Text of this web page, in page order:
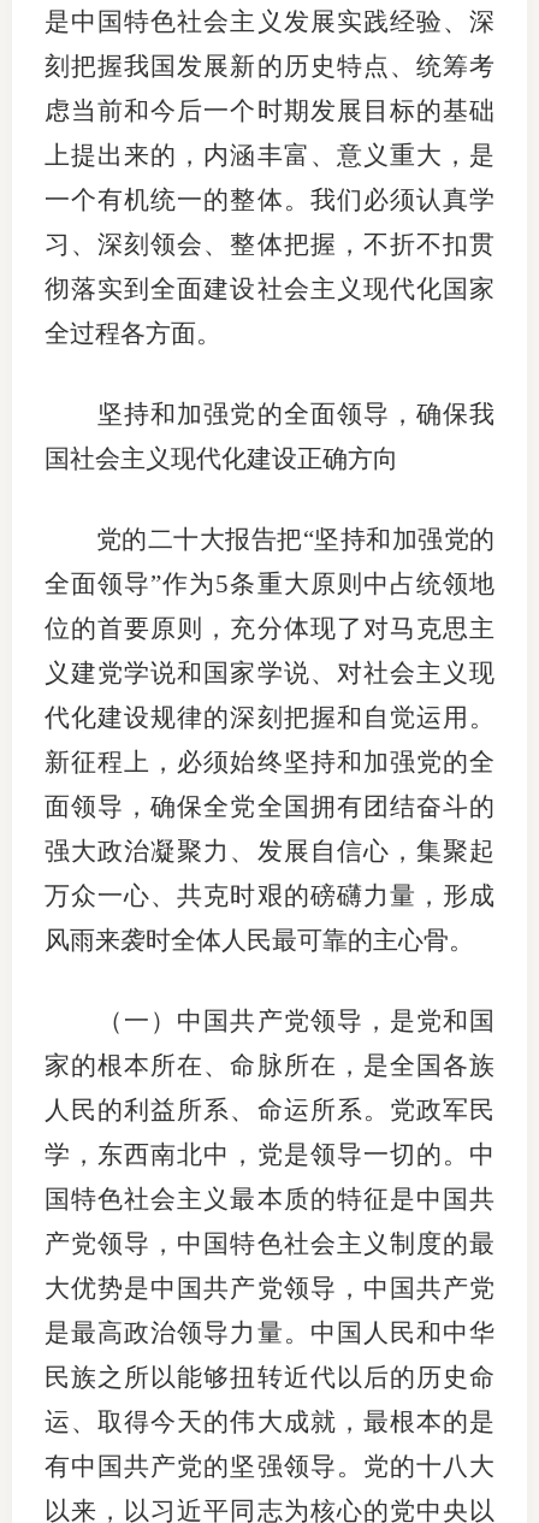
培训学
行业投
会员公
期货公
居间人
纪律处
期货市
是中国特色社会主义发展实践经验、深
刻把握我国发展新的历史特点、统筹考
虑当前和今后一个时期发展目标的基础
上提出来的，内涵丰富、意义重大，是
一个有机统一的整体。我们必须认真学
习、深刻领会、整体把握，不折不扣贯
彻落实到全面建设社会主义现代化国家
全过程各方面。
坚持和加强党的全面领导，确保我
国社会主义现代化建设正确方向
党的二十大报告把“坚持和加强党的
全面领导”作为5条重大原则中占统领地
位的首要原则，充分体现了对马克思主
义建党学说和国家学说、对社会主义现
代化建设规律的深刻把握和自觉运用。
新征程上，必须始终坚持和加强党的全
面领导，确保全党全国拥有团结奋斗的
强大政治凝聚力、发展自信心，集聚起
万众一心、共克时艰的磅礴力量，形成
风雨来袭时全体人民最可靠的主心骨。
（一）中国共产党领导，是党和国
家的根本所在、命脉所在，是全国各族
人民的利益所系、命运所系。党政军民
学，东西南北中，党是领导一切的。中
国特色社会主义最本质的特征是中国共
产党领导，中国特色社会主义制度的最
大优势是中国共产党领导，中国共产党
是最高政治领导力量。中国人民和中华
民族之所以能够扭转近代以后的历史命
运、取得今天的伟大成就，最根本的是
有中国共产党的坚强领导。党的十八大
以来，以习近平同志为核心的党中央以